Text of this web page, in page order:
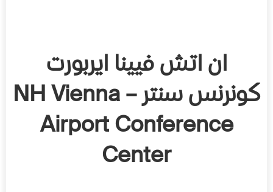
ان اتش فيينا ايربورت
كونرنس سنتر – NH Vienna
Airport Conference
Center